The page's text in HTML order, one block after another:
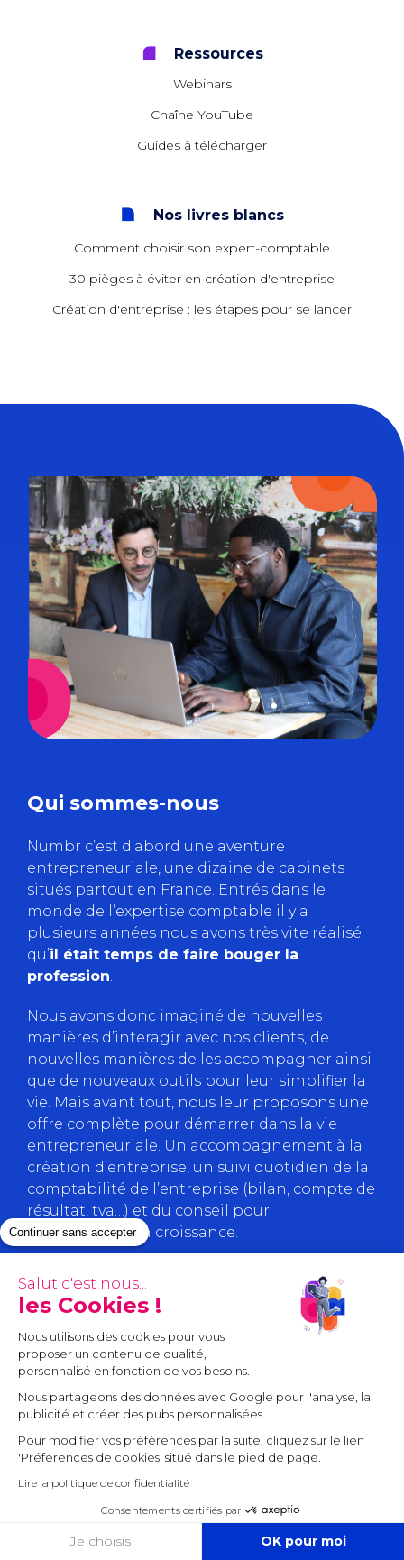
Continuer sans accepter
Salut c'est nous...
les Cookies !
Nous utilisons des cookies pour vous
proposer un contenu de qualité,
personnalisé en fonction de vos besoins.
Nous partageons des données avec Google pour l'analyse, la
publicité et créer des pubs personnalisées.
Pour modifier vos préférences par la suite, cliquez sur le lien
'Préférences de cookies' situé dans le pied de page.
Lire la politique de confidentialité
Consentements certifiés par
Je choisis OK pour moi
COOKIES
Ressources
Webinars
Chaîne YouTube
Guides à télécharger
Nos livres blancs
Comment choisir son expert-comptable
30 pièges à éviter en création d'entreprise
Création d'entreprise : les étapes pour se lancer
Qui sommes-nous
Numbr c’est d’abord une aventure
entrepreneuriale, une dizaine de cabinets
situés partout en France. Entrés dans le
monde de l’expertise comptable il y a
plusieurs années nous avons très vite réalisé
qu’il était temps de faire bouger la
profession
Nous avons donc imaginé de nouvelles
manières d’interagir avec nos clients, de
nouvelles manières de les accompagner ainsi
que de nouveaux outils pour leur simplifier la
vie. Mais avant tout, nous leur proposons une
offre complète pour démarrer dans la vie
entrepreneuriale. Un accompagnement à la
création d’entreprise, un suivi quotidien de la
comptabilité de l’entreprise (bilan, compte de
résultat, tva…) et du conseil pour
accompagner la croissance.
Nous contacter